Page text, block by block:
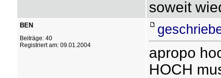
soweit
BEN
Beiträge: 40
Registriert am: 09.01.2004
apropo
HOCH